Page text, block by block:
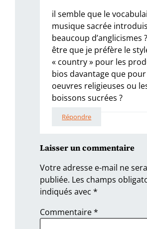
il semble que le
musique sacrée
beaucoup d’anglicismes
être que je préfère le
« country » pour les
bios davantage que pour
oeuvres religieuses ou
boissons sucrées ?
Répondre
Laisser un commentaire
Votre adresse e-mail ne
publiée. Les champs
indiqués avec*
Commentaire*